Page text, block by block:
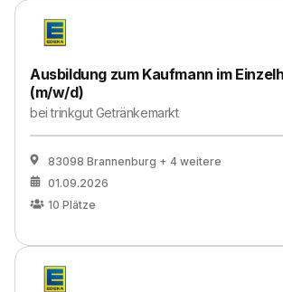
Ausbildung zum Kaufmann im
(m/w/d)
beitrinkgut Getränkemarkt
83098 Brannenburg + 4 weitere
01.09.2026
10 Plätze